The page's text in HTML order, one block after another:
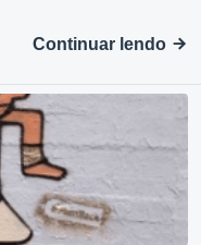
Continuar lendo